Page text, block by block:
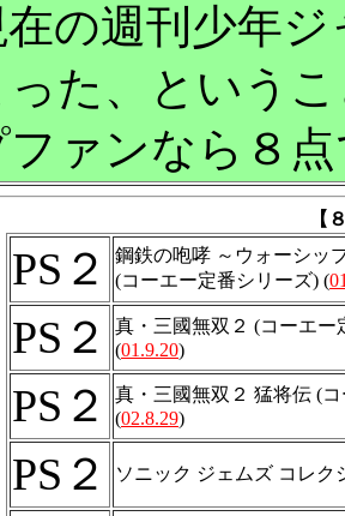
の週刊少年
った、という
ファンなら８
【
PS２
鋼鉄の咆哮 ～ウォーシッ
(コーエー定番シリーズ) (
PS２
真・三國無双２ (コーエー
(01.9.20)
PS２
真・三國無双２ 猛将伝 (
(02.8.29)
PS２ ソニック ジェムズ コレク